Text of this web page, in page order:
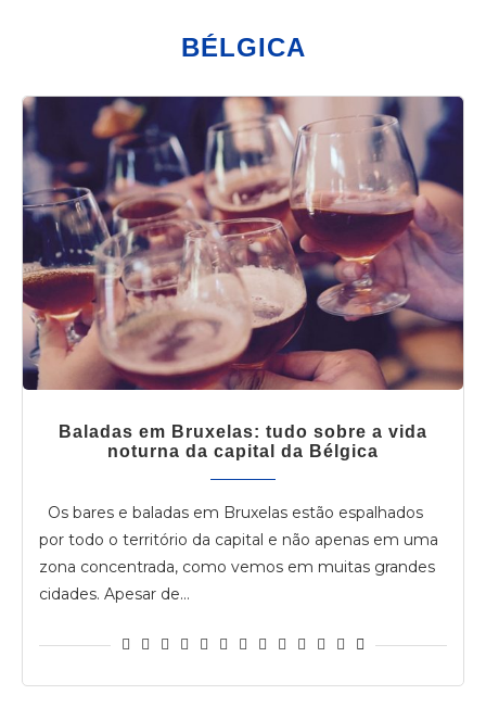
BÉLGICA
Baladas em Bruxelas: tudo sobre a vida
noturna da capital da Bélgica
Os bares e baladas em Bruxelas estão espalhados
por todo o território da capital e não apenas em uma
zona concentrada, como vemos em muitas grandes
cidades. Apesar de…